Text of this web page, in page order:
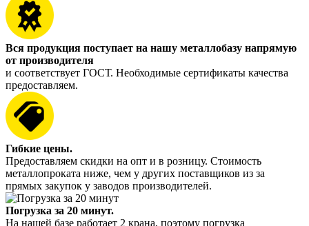
Вся продукция поступает на нашу металлобазу напрямую
от производителя
и соответствует ГОСТ. Необходимые сертификаты качества
предоставляем.
Гибкие цены.
Предоставляем скидки на опт и в розницу. Стоимость
металлопроката ниже, чем у других поставщиков из за
прямых закупок у заводов производителей.
Погрузка за 20 минут.
На нашей базе работает 2 крана, поэтому погрузка